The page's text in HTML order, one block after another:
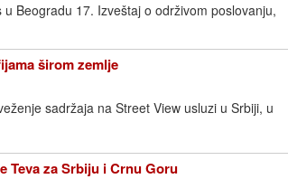
Beogradu 17. Izveštaj o održivom poslovanju,
širom zemlje
sadržaja na Street View usluzi u Srbiji, u
Teva za Srbiju i Crnu Goru